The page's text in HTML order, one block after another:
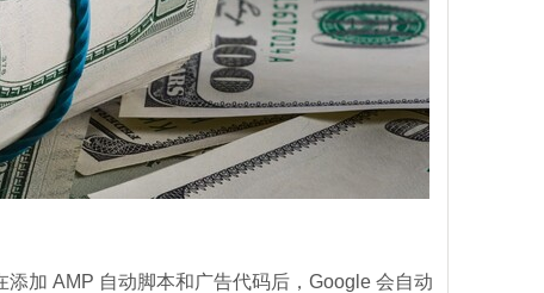
加 AMP 自动脚本和广告代码后，Google 会自动